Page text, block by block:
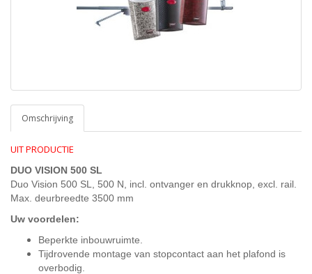
Omschrijving
UIT PRODUCTIE
DUO VISION 500 SL
Duo Vision 500 SL, 500 N, incl. ontvanger en drukknop, excl. rail.
Max. deurbreedte 3500 mm
Uw voordelen:
Beperkte inbouwruimte.
Tijdrovende montage van stopcontact aan het plafond is
overbodig.